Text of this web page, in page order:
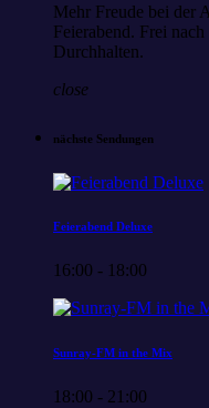
Mehr Freude bei der
Feierabend. Frei
Durchhalten.
close
nächste Sendungen
Feierabend Deluxe
16:00 - 18:00
Sunray-FM in the Mix
18:00 - 21:00